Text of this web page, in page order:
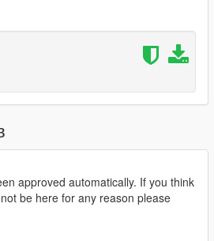
approved automatically. If you think
be here for any reason please